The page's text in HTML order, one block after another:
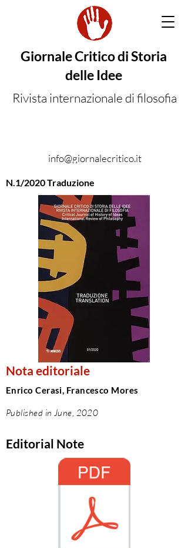
Giornale Critico di Storia
delle Idee
Rivista internazionale di filosofia
info@giornalecritico.it
N.1/2020 Traduzione
Nota editoriale
Enrico Cerasi, Francesco Mores
Published in June, 2020
Editorial Note